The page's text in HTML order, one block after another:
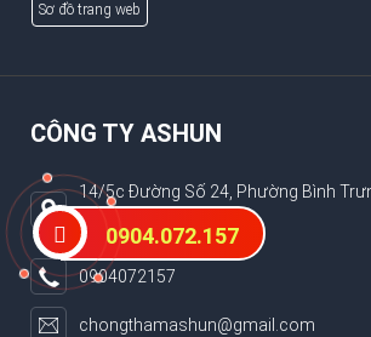
Sơ đồ trang web
CÔNG TY ASHUN
14/5c Đường Số 24, Phường Bình
2,TP.HCM
0904072157
chongthamashun@gmail.com
0904.072.157